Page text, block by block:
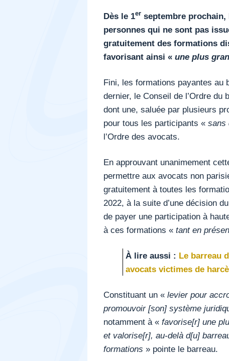
Dès le 1er septembre prochain,
personnes qui ne sont pas
gratuitement des formations
favorisant ainsi « une plus
Fini, les formations payantes au
dernier, le Conseil de l’Ordre du
dont une, saluée par plusieurs
pour tous les participants « sans
l’Ordre des avocats.
En approuvant unanimement
permettre aux avocats non
gratuitement à toutes les
2022, à la suite d’une décision
de payer une participation à
à ces formations « tant en
À lire aussi : Le barreau
avocats victimes de
Constituant un « levier pour
promouvoir [son] système
notamment à « favorise[r] une
et valorise[r], au-delà d[u]
formations » pointe le barreau.